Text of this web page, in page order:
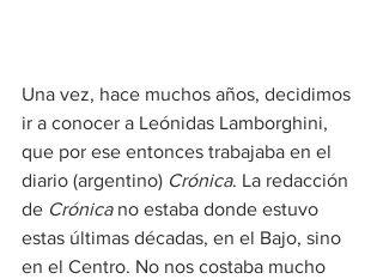
Una vez, hace muchos años, decidimos
ir a conocer a Leónidas Lamborghini,
que por ese entonces trabajaba en el
diario (argentino) Crónica. La redacción
de Crónica no estaba donde estuvo
estas últimas décadas, en el Bajo, sino
en el Centro. No nos costaba mucho